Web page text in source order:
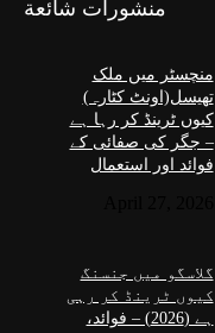
منشورات شائعة
منچسٹر میں ملک
تھیسل(اونٹ کٹارہ)
کیوں ٹرینڈ کر رہا ہے
– جگر کی صفائی کے
فوائد اور استعمال
گلاسگو میں جنسنگ
کیوں ٹرینڈ کر رہی
ہے (2026) – فوائد،